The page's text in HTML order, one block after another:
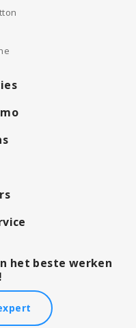
het beste werken